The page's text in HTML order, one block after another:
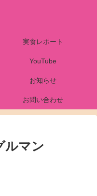
実食レポート
YouTube
お知らせ
お問い合わせ
ルマン